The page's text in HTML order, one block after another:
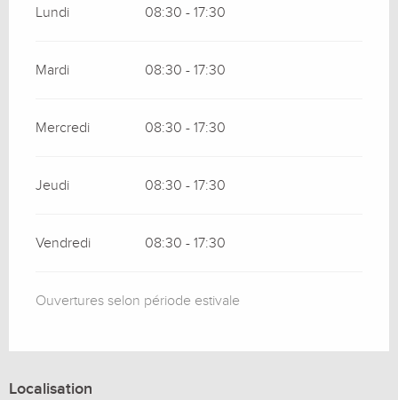
Lundi 08:30 - 17:30
Mardi 08:30 - 17:30
Mercredi 08:30 - 17:30
Jeudi 08:30 - 17:30
Vendredi 08:30 - 17:30
Ouvertures selon période estivale
Localisation